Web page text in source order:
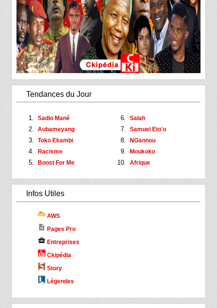
Tendances du Jour
Sadio Mané
Aubameyang
Toko Ekambi
Racisme
Boost For Me
Salah
Samuel Eto'o
NGannou
Moukoko
Afrique
Infos Utiles
AWS
description Pages Pro
business_center Entreprises
Ckipédia
Story
Légendes